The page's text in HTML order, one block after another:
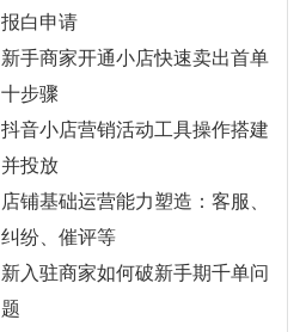
报白申请
新手商家开通小店快速卖出首单
十步骤
抖音小店营销活动工具操作搭建
并投放
店铺基础运营能力塑造：客服、
纠纷、催评等
新入驻商家如何破新手期千单问
题